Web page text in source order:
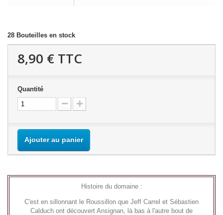
28 Bouteilles en stock
8,90 € TTC
Quantité
Ajouter au panier
Histoire du domaine :
C'est en sillonnant le Roussillon que Jeff Carrel et Sébastien
Calduch ont découvert Ansignan, là bas à l'autre bout de